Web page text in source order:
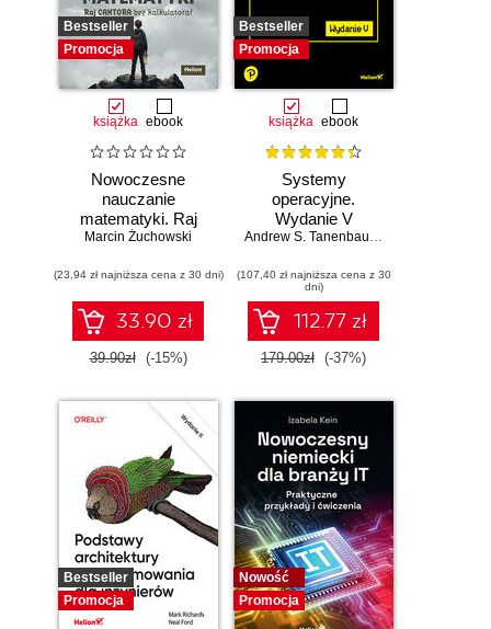
Bestseller
Promocja
książka ebook
Nowoczesne
nauczanie
matematyki. Raj
Cantora bez
Marcin Żuchowski
(23,94 zł najniższa cena z 30 dni)
33.90 zł
39.90zł (-15%)
Bestseller
Promocja
książka ebook
Systemy
operacyjne.
Wydanie V
Andrew S. Tanenbaum,
(107,40 zł najniższa cena z 30
dni)
112.77 zł
179.00zł (-37%)
Bestseller
Promocja
Nowość
Promocja